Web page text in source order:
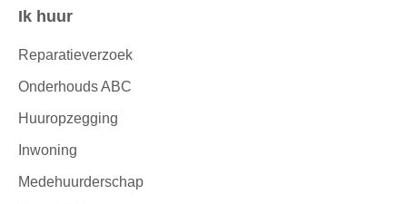
Contactinformatie
Ik huur
Reparatieverzoek
Onderhouds ABC
Huuropzegging
Inwoning
Medehuurderschap